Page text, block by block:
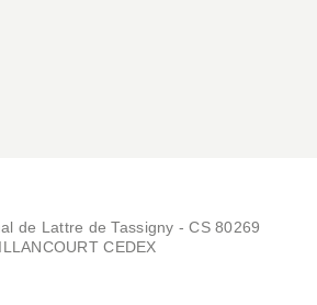
de Lattre de Tassigny - CS 80269
CEDEX